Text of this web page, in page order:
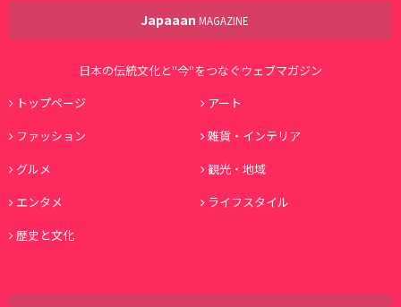
Japaaan MAGAZINE
日本の伝統文化と"今"をつなぐウェブマガジン
トップページ
アート
ファッション
雑貨・インテリア
グルメ
観光・地域
エンタメ
ライフスタイル
歴史と文化